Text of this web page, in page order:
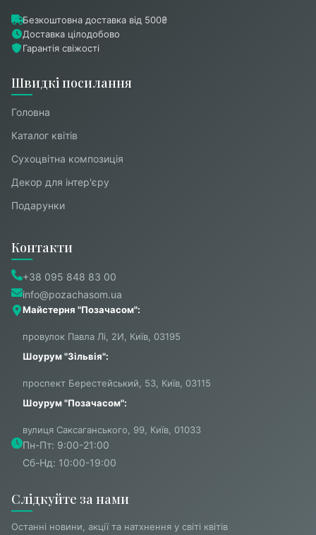
Безкоштовна доставка від 500₴
Доставка цілодобово
Гарантія свіжості
Швидкі посилання
Головна
Каталог квітів
Cухоцвітна композиція
Декор для інтер'єру
Подарунки
Контакти
+38 095 848 83 00
info@pozachasom.ua
Майстерня "Позачасом":
провулок Павла Лі, 2И, Київ, 03195
Шоурум "Зільвія":
проспект Берестейський, 53, Київ, 03115
Шоурум "Позачасом":
вулиця Саксаганського, 99, Київ, 01033
Пн-Пт: 9:00-21:00
Сб-Нд: 10:00-19:00
Слідкуйте за нами
Останні новини, акції та натхнення у світі квітів